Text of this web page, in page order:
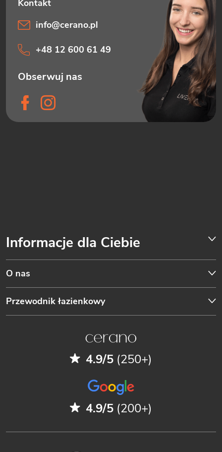
Informacje dla Ciebie
O nas
Przewodnik łazienkowy
info@cerano.pl
+48 12 600 61 49
4.9/5 (250+)
4.9/5 (200+)